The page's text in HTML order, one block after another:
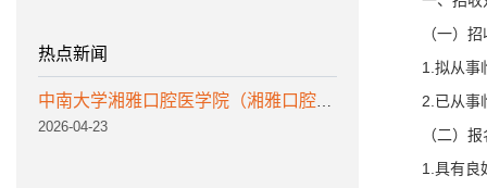
热点新闻
2026-04-23
（一）
1.拟从事
2.已从事
（二）
1.具有良